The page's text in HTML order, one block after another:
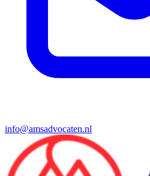
info@amsadvocaten.nl